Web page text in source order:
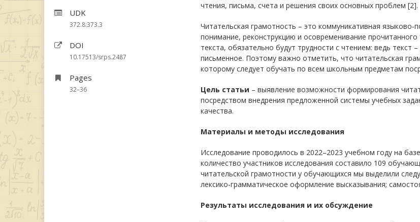
UDK
372.8:373.3
DOI
10.17513/srps.2487
Pages
32–36
чтения, письма, счета и решения своих основных проблем [2].
Читательская грамотность – это коммуникативная языково-
понимание, реконструкцию и осовременивание
текста, обязательно будут трудности с чтением: ведь текст
письменное. Поэтому важно отметить, что читательская
которому следует обучать по всем школьным предметам
Цель статьи – выявление возможности формирования
посредством внедрения предложенной системы учебных
качества.
Материалы и методы исследования
Исследование проводилось в 2022–2023 учебном году на
количество участников исследования составило 109
читательской грамотности у обучающихся мы выделили
лексико-грамматическое оформление высказывания;
Результаты исследования и их обсуждение